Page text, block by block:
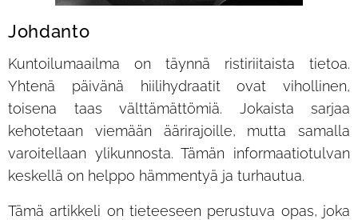
Johdanto
Kuntoilumaailma on täynnä ristiriitaista tietoa.
Yhtenä päivänä hiilihydraatit ovat vihollinen,
toisena taas välttämättömiä. Jokaista sarjaa
kehotetaan viemään äärirajoille, mutta samalla
varoitellaan ylikunnosta. Tämän informaatiotulvan
keskellä on helppo hämmentyä ja turhautua.
Tämä artikkeli on tieteeseen perustuva opas, joka